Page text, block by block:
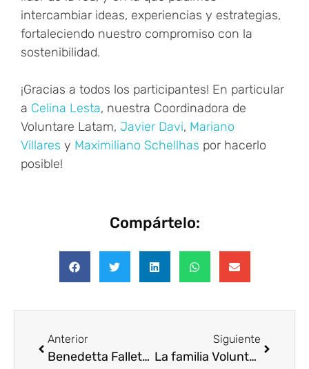
intercambiar ideas, experiencias y estrategias,
fortaleciendo nuestro compromiso con la
sostenibilidad.
¡Gracias a todos los participantes! En particular
a Celina Lesta, nuestra Coordinadora de
Voluntare Latam, Javier Davi, Mariano
Villares y Maximiliano Schellhas por hacerlo
posible!
Compártelo:
Anterior
Benedetta Falletti participa en la Jornada de Voluntariado Corporativo en Santander
Siguiente
La familia Voluntare crece: Abrimos nuestras puertas a Fundación PROCLADE e Inspiring Girls